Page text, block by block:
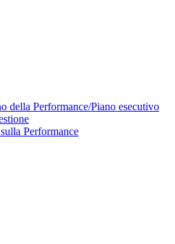
della Performance/Piano esecutivo
Performance